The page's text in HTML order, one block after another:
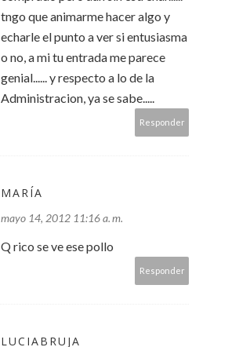
tngo que animarme hacer algo y
echarle el punto a ver si entusiasma
o no, a mi tu entrada me parece
genial...... y respecto a lo de la
Administracion, ya se sabe.....
Responder
MARÍA
mayo 14, 2012 11:16 a. m.
Q rico se ve ese pollo
Responder
LUCIABRUJA